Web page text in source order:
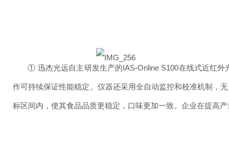
① 迅杰光远自主研发生产的IAS-Online S100在线式近红
作可持续保证性能稳定。仪器还采用全自动监控和校准机制，
标区间内，使其食品品质更稳定，口味更加一致。企业在提高